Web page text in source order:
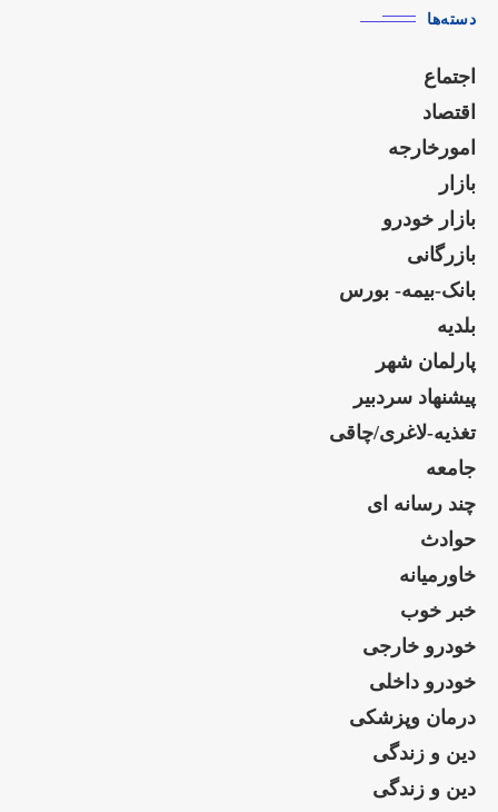
دسته‌ها
اجتماع
اقتصاد
امورخارجه
بازار
بازار خودرو
بازرگانی
بانک-بیمه- بورس
بلدیه
پارلمان شهر
پیشنهاد سردبیر
تغذیه-لاغری/چاقی
جامعه
چند رسانه ای
حوادث
خاورمیانه
خبر خوب
خودرو خارجی
خودرو داخلی
درمان وپزشکی
دین و زندگی
دین و زندگی